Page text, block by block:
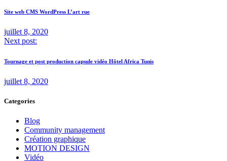
Site web CMS WordPress L’art rue
juillet 8, 2020
Next post:
Tournage et post production capsule vidéo Hôtel Africa Tunis
juillet 8, 2020
Categories
Blog
Community management
Création graphique
MOTION DESIGN
Vidéo